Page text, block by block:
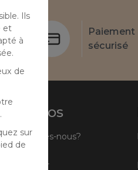
Paiement
sécurisé
A propos
Qui sommes-nous?
Côté Atelier